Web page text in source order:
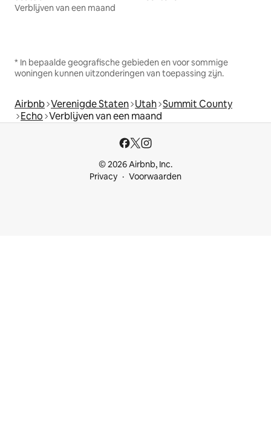
Verblijven van een maand
* In bepaalde geografische gebieden en voor sommige
woningen kunnen uitzonderingen van toepassing zijn.
Airbnb Verenigde Staten Utah Summit County
Echo Verblijven van een maand
© 2026 Airbnb, Inc.
Privacy
Voorwaarden